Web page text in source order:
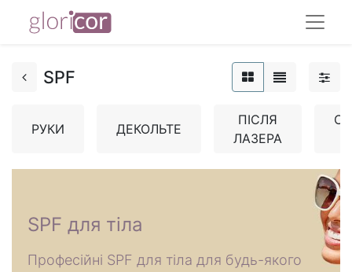
SPF
РУКИ ДЕКОЛЬТЕ
ПІСЛЯ
ЛАЗЕРА
SPF для тіла
Професійні SPF для тіла для будь-якого